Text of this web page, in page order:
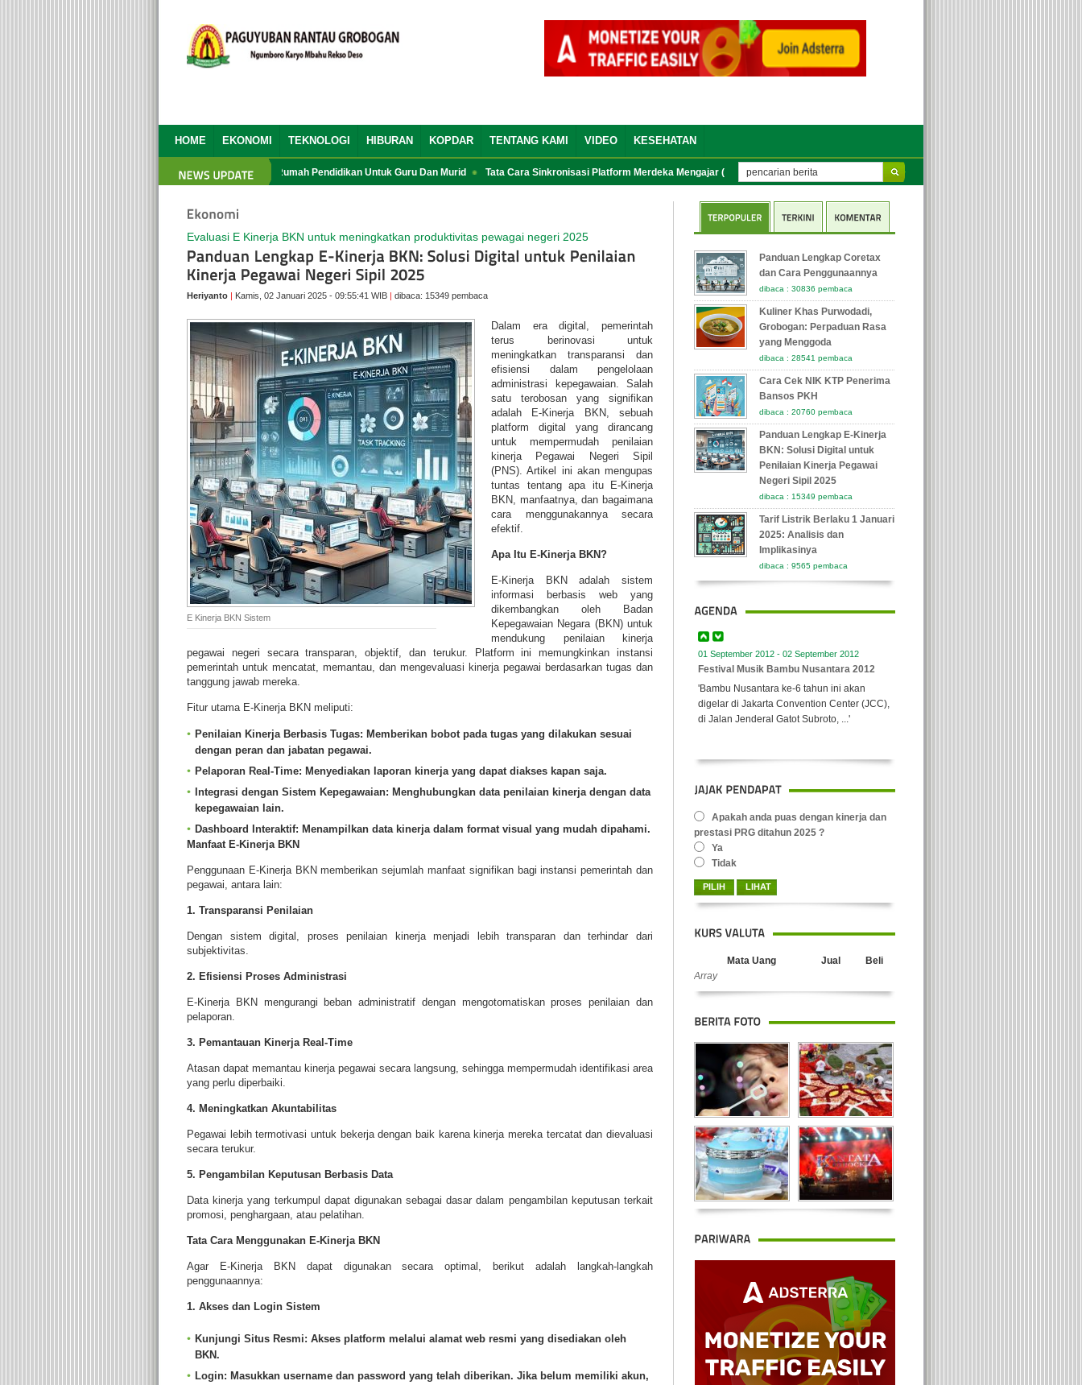
HOME EKONOMI TEKNOLOGI HIBURAN KOPDAR TENTANG KAMI VIDEO KESEHATAN
HBH PRG yang Ke 13 Aplikasi Rumah Pendidikan Untuk Guru Dan Murid Tata Cara Sinkronisasi Platform Merdeka Mengajar (PMM) ke e-Kinerja BKN untuk Tenaga Pengajar Guru
Evaluasi E Kinerja BKN untuk meningkatkan produktivitas pewagai negeri 2025
Heriyanto | Kamis, 02 Januari 2025 - 09:55:41 WIB | dibaca: 15349 pembaca
E Kinerja BKN Sistem
Dalam era digital, pemerintah
terus berinovasi untuk
meningkatkan transparansi dan
efisiensi dalam pengelolaan
administrasi kepegawaian. Salah
satu terobosan yang signifikan
adalah E-Kinerja BKN, sebuah
platform digital yang dirancang
untuk mempermudah penilaian
kinerja Pegawai Negeri Sipil
(PNS). Artikel ini akan mengupas
tuntas tentang apa itu E-Kinerja
BKN, manfaatnya, dan bagaimana
cara menggunakannya secara
efektif.
Apa Itu E-Kinerja BKN?
E-Kinerja BKN adalah sistem
informasi berbasis web yang
dikembangkan oleh Badan
Kepegawaian Negara (BKN) untuk
mendukung penilaian kinerja
pegawai negeri secara transparan, objektif, dan terukur. Platform ini memungkinkan instansi
pemerintah untuk mencatat, memantau, dan mengevaluasi kinerja pegawai berdasarkan tugas dan
tanggung jawab mereka.
Fitur utama E-Kinerja BKN meliputi:
Penilaian Kinerja Berbasis Tugas: Memberikan bobot pada tugas yang dilakukan sesuai
dengan peran dan jabatan pegawai.
Pelaporan Real-Time: Menyediakan laporan kinerja yang dapat diakses kapan saja.
Integrasi dengan Sistem Kepegawaian: Menghubungkan data penilaian kinerja dengan data
kepegawaian lain.
Dashboard Interaktif: Menampilkan data kinerja dalam format visual yang mudah dipahami.
Manfaat E-Kinerja BKN
Penggunaan E-Kinerja BKN memberikan sejumlah manfaat signifikan bagi instansi pemerintah dan
pegawai, antara lain:
1. Transparansi Penilaian
Dengan sistem digital, proses penilaian kinerja menjadi lebih transparan dan terhindar dari
subjektivitas.
2. Efisiensi Proses Administrasi
E-Kinerja BKN mengurangi beban administratif dengan mengotomatiskan proses penilaian dan
pelaporan.
3. Pemantauan Kinerja Real-Time
Atasan dapat memantau kinerja pegawai secara langsung, sehingga mempermudah identifikasi area
yang perlu diperbaiki.
4. Meningkatkan Akuntabilitas
Pegawai lebih termotivasi untuk bekerja dengan baik karena kinerja mereka tercatat dan dievaluasi
secara terukur.
5. Pengambilan Keputusan Berbasis Data
Data kinerja yang terkumpul dapat digunakan sebagai dasar dalam pengambilan keputusan terkait
promosi, penghargaan, atau pelatihan.
Tata Cara Menggunakan E-Kinerja BKN
Agar E-Kinerja BKN dapat digunakan secara optimal, berikut adalah langkah-langkah
penggunaannya:
1. Akses dan Login Sistem
Kunjungi Situs Resmi: Akses platform melalui alamat web resmi yang disediakan oleh
BKN.
Login: Masukkan username dan password yang telah diberikan. Jika belum memiliki akun,
Panduan Lengkap Coretax
dan Cara Penggunaannya
dibaca : 30836 pembaca
Kuliner Khas Purwodadi,
Grobogan: Perpaduan Rasa
yang Menggoda
dibaca : 28541 pembaca
Cara Cek NIK KTP Penerima
Bansos PKH
dibaca : 20760 pembaca
Panduan Lengkap E-Kinerja
BKN: Solusi Digital untuk
Penilaian Kinerja Pegawai
Negeri Sipil 2025
dibaca : 15349 pembaca
Tarif Listrik Berlaku 1 Januari
2025: Analisis dan
Implikasinya
dibaca : 9565 pembaca
01 September 2012 - 02 September 2012
Festival Musik Bambu Nusantara 2012
'Bambu Nusantara ke-6 tahun ini akan
digelar di Jakarta Convention Center (JCC),
di Jalan Jenderal Gatot Subroto, ...'
Apakah anda puas dengan kinerja dan
prestasi PRG ditahun 2025 ?
Ya
Tidak
Mata Uang Jual
Beli
Array